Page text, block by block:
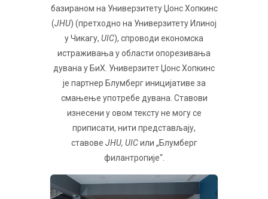
базираном на Универзитету Џонс Хопкинс
(JHU) (претходно на Универзитету Илиној
у Чикагу, UIC), спроводи економска
истраживања у области опорезивања
дувана у БиХ. Универзитет Џонс Хопкинс
је партнер Блумберг иницијативе за
смањење употребе дувана. Ставови
изнесени у овом тексту не могу се
приписати, нити представљају,
ставове JHU, UICили „Блумберг
филантропијe“.